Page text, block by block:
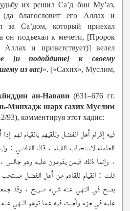
их решил Са’д бин Му’аз,
благословит его Аллах и
за Са’дом, который приехал
он подъехал к мечети, [Пророк
Аллах и приветствует)] велел
[и подойдите] к своему
из вас)». («Сахих», Муслим,
ан-Навави(631–676 гг.
Минхадж шарх сахих Муслим
93), комментируя этот хадис:
فيه إكرام أهل الفضل وتلقيهم بالقيام لهم
العلماء لاستحباب القيام ، قال القاضي :
، وإنما ذلك فيمن يقومون عليه وهو جالس
قلت : القيام للقادم من أهل الفضل
يصح في النهي عنه شيء صريح ، وقد
عليه في جزء وأجبت فيه عما توهم النهي